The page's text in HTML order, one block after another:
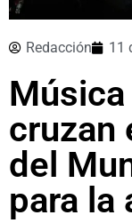
Redacción 11
cruzan
del
para la